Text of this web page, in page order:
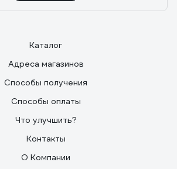
Каталог
Адреса магазинов
Способы получения
Способы оплаты
Что улучшить?
Контакты
О Компании